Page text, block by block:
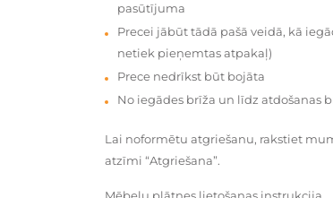
pasūtījuma
Precei jābūt tādā pašā veidā, kā
netiek pieņemtas atpakaļ)
Prece nedrīkst būt bojāta
No iegādes brīža un līdz atdošanas
Lai noformētu atgriešanu, rakstiet
atzīmi “Atgriešana”.